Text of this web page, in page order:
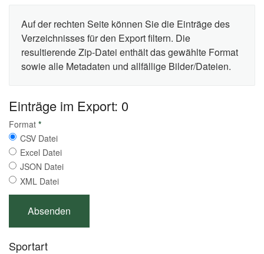
Auf der rechten Seite können Sie die Einträge des
Verzeichnisses für den Export filtern. Die
resultierende Zip-Datei enthält das gewählte Format
sowie alle Metadaten und allfällige Bilder/Dateien.
Einträge im Export: 0
Format *
CSV Datei
Excel Datei
JSON Datei
XML Datei
Sportart